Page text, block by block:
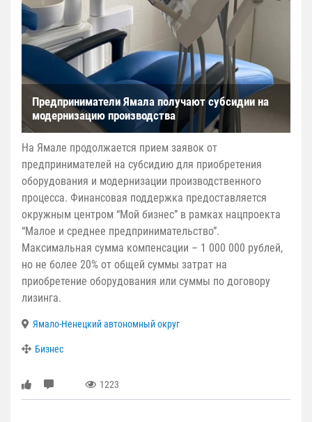
Предприниматели Ямала получают субсидии на
модернизацию производства
На Ямале продолжается прием заявок от
предпринимателей на субсидию для приобретения
оборудования и модернизации производственного
процесса. Финансовая поддержка ‌предоставляется‌
‌‌окружным‌ ‌центром‌ ‌“Мой‌ ‌бизнес”‌ ‌в‌ ‌рамках‌ ‌нацпроекта‌
‌“Малое‌ ‌и‌ ‌среднее‌ ‌предпринимательство”.
Максимальная сумма компенсации – 1 000 000 рублей,
но не более 20% от общей суммы затрат на
приобретение оборудования или суммы по договору
лизинга.
Ямало-Ненецкий автономный округ
Бизнес
1223